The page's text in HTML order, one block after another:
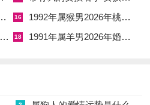
管道宣泄，极易转向内耗，出现
要务，此时佩戴专化火煞趋吉的
斤的妙用。
16 1992年属猴男2026年桃花运 1992年属猴男2026年感情运如何
18 1991年属羊男2026年婚姻运势 1991年属羊男2026年感情运如何